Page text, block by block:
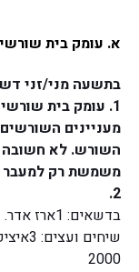
א. עומק בית
בתשעה מני/זני
1. עומק בית
מעניינים
השורש. לא
משמשת רק למעבר
2.
בדשאים: 1ארז אדר. 1ארנון ליפשיץ, 2רן פאוקר, 1979-1980
2000